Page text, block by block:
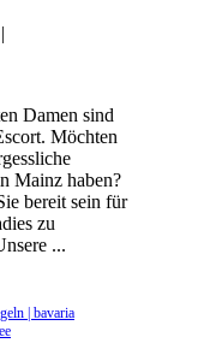
Damen sind
Möchten
Mainz haben?
bereit sein für
zu
...
| bavaria